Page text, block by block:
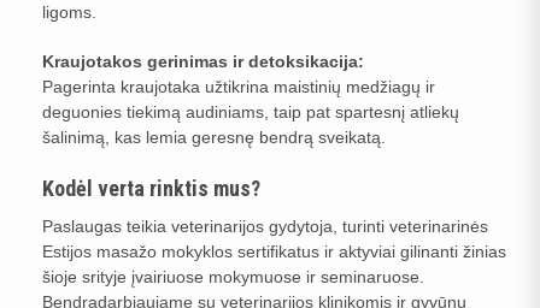
ligoms.
Kraujotakos gerinimas ir detoksikacija:
Pagerinta kraujotaka užtikrina maistinių medžiagų ir
deguonies tiekimą audiniams, taip pat spartesnį atliekų
šalinimą, kas lemia geresnę bendrą sveikatą.
Kodėl verta rinktis mus?
Paslaugas teikia veterinarijos gydytoja, turinti veterinarinės
Estijos masažo mokyklos sertifikatus ir aktyviai gilinanti žinias
šioje srityje įvairiuose mokymuose ir seminaruose.
Bendradarbiaujame su veterinarijos klinikomis ir gyvūnų